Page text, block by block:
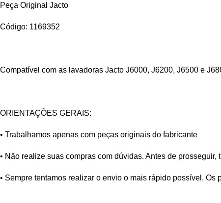
Peça Original Jacto
Código: 1169352
Compatível com as lavadoras Jacto J6000, J6200, J6500 e
ORIENTAÇÕES GERAIS:
• Trabalhamos apenas com peças originais do fabricante
• Não realize suas compras com dúvidas. Antes de prosseguir,
• Sempre tentamos realizar o envio o mais rápido possível.